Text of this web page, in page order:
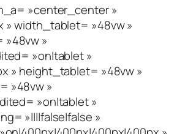
»center_center »
» width_tablet= »48vw »
»
»on|tablet »
» height_tablet= »48vw »
»48vw »
»on|tablet »
»||||false|false »